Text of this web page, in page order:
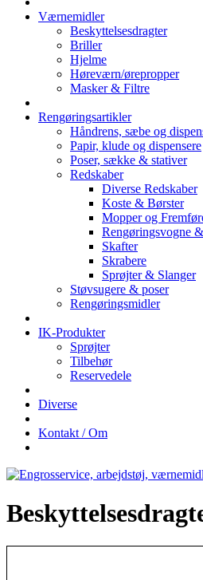
Værnemidler
Beskyttelsesdragter
Briller
Hjelme
Høreværn/ørepropper
Masker & Filtre
Rengøringsartikler
Håndrens, sæbe og
Papir, klude og dispensere
Poser, sække & stativer
Redskaber
Diverse Redskaber
Koste & Børster
Mopper og
Rengøringsvogne
Skafter
Skrabere
Sprøjter & Slanger
Støvsugere & poser
Rengøringsmidler
IK-Produkter
Sprøjter
Tilbehør
Reservedele
Diverse
Kontakt / Om